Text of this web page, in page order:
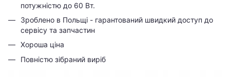
потужністю до 60 Вт.
Зроблено в Польщі - гарантований швидкий доступ до
сервісу та запчастин
Хороша ціна
Повністю зібраний виріб